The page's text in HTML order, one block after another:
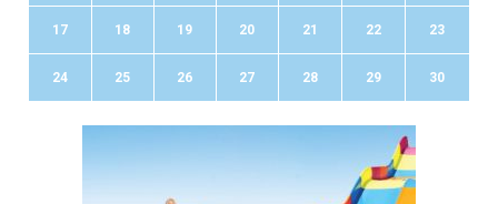
17 18 19 20 21 22 23
24 25 26 27 28 29 30